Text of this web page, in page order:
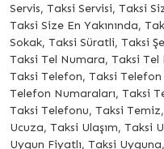
Servis, Taksi Servisi, Taksi
Taksi Size En Yakınında,
Sokak, Taksi Süratli, Taksi
Taksi Tel Numara, Taksi Tel
Taksi Telefon, Taksi
Telefon Numaraları, Taksi
Taksi Telefonu, Taksi
Ucuza, Taksi Ulaşım, Taksi
Uygun Fiyatlı, Taksi